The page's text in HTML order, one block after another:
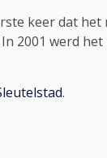
keer dat
2001 werd
.